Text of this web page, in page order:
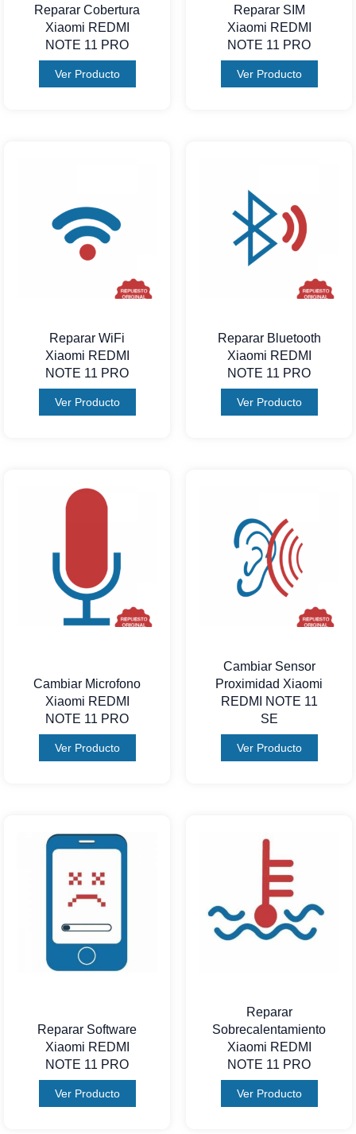
Reparar Cobertura
Xiaomi REDMI
NOTE 11 PRO
Ver Producto
Reparar SIM
Xiaomi REDMI
NOTE 11 PRO
Ver Producto
Reparar WiFi
Xiaomi REDMI
NOTE 11 PRO
Ver Producto
Reparar Bluetooth
Xiaomi REDMI
NOTE 11 PRO
Ver Producto
Cambiar Microfono
Xiaomi REDMI
NOTE 11 PRO
Ver Producto
Cambiar Sensor
Proximidad Xiaomi
REDMI NOTE 11
SE
Ver Producto
Reparar Software
Xiaomi REDMI
NOTE 11 PRO
Ver Producto
Reparar
Sobrecalentamiento
Xiaomi REDMI
NOTE 11 PRO
Ver Producto